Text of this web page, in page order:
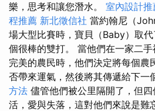
樂，思考和讓您潛水。 室內設計推
程推薦 新北徵信社 當約翰尼（
場大型比賽時，寶貝（Baby）取
個很棒的雙打。 當他們在一家二
完美的農民時，他們決定將每個農
否帶來運氣，然後將其傳遞給下一
方法 儘管他們被公里隔開了，但
活，愛與失落，這對他們來說是難